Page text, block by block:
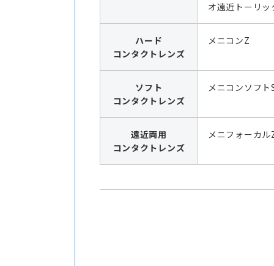
オ遠近トーリッ
ハード
コンタクトレンズ
メニコンZ
ソフト
コンタクトレンズ
メニコンソフト
遠近両用
コンタクトレンズ
メニフォーカル